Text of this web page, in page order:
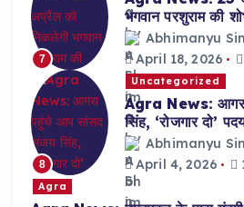
7
भगवान परशुराम की
Abhimanyu
April 18, 2026
8
Uncategorized
Agra News:
सिंह, ‘रोजगार दो’
Abhimanyu
April 4, 2026
Agra